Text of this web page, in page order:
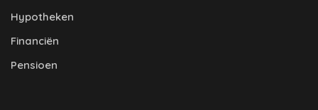
Hypotheken
Financiën
Pensioen